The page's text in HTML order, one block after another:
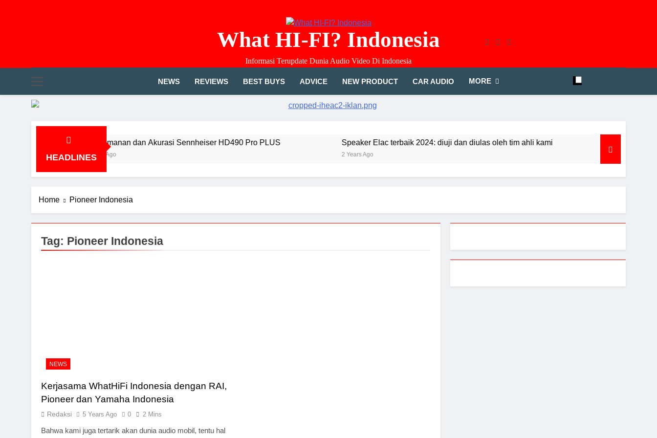
What HI-FI? Indonesia
Informasi Terupdate Dunia Audio Video Di Indonesia
NEWS REVIEWS BEST BUYS ADVICE NEW PRODUCT CAR AUDIO MORE
HEADLINES
Kenyamanan dan Akurasi Sennheiser HD490 Pro PLUS
2 Years Ago
Speaker Elac terbaik 2024: diuji dan diulas oleh tim ahli kami
2 Years Ago 2 Years Ago
Home Pioneer Indonesia
Tag: Pioneer Indonesia
NEWS
Kerjasama WhatHiFi Indonesia dengan RAI,
Pioneer dan Yamaha Indonesia
Redaksi 5 Years Ago 0 2 Mins
Bahwa kami juga tertarik akan dunia audio mobil, tentu hal